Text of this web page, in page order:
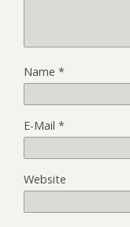
Name *
E-Mail *
Website